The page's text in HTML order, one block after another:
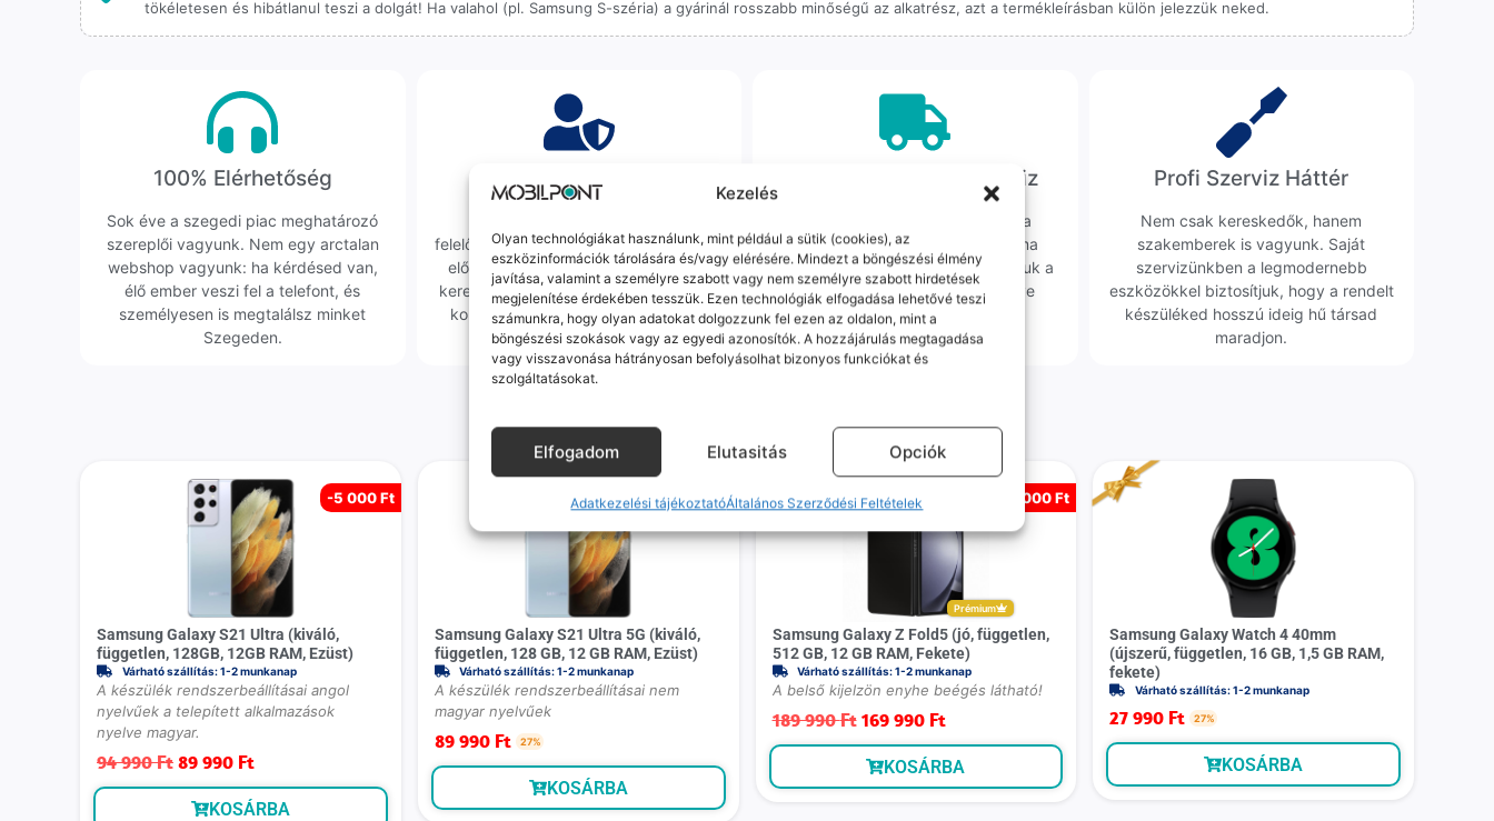
Kezelés
Olyan technológiákat használunk, mint például a sütik (cookies), az
eszközinformációk tárolására és/vagy elérésére. Mindezt a böngészési élmény
javítása, valamint a személyre szabott vagy nem személyre szabott hirdetések
megjelenítése érdekében tesszük. Ezen technológiák elfogadása lehetővé teszi
számunkra, hogy olyan adatokat dolgozzunk fel ezen az oldalon, mint a
böngészési szokások vagy az egyedi azonosítók. A hozzájárulás megtagadása
vagy visszavonása hátrányosan befolyásolhat bizonyos funkciókat és
szolgáltatásokat.
Elfogadom Elutasitás Opciók
Adatkezelési tájékoztatóÁltalános Szerződési Feltételek
tökéletesen és hibátlanul teszi a dolgát! Ha valahol (pl. Samsung S-széria) a gyárinál rosszabb minőségű az alkatrész, azt a termékleírásban külön jelezzük neked.
100% Elérhetőség
Sok éve a szegedi piac meghatározó
szereplői vagyunk. Nem egy arctalan
webshop vagyunk: ha kérdésed van,
élő ember veszi fel a telefont, és
személyesen is megtalálsz minket
Szegeden.
Korrekt Ügyintézés
felelősségvállalás nálunk alap. Ha ritkán
előfordul egy hiba, nem kifogásokat
keresünk, hanem megoldást. Szakértő
kollégáink azonnal kézbe veszik az
ügyedet.
Ingyenes Futár & Szerviz
Ha messze laksz, mi megyünk a
készülékért. Garanciális probléma
esetén küldjük a futárt, bevizsgáljuk a
telefont, és javítva vagy cserélve
küldjük vissza – neked ez 0 Ft
költséggel jár.
Profi Szerviz Háttér
Nem csak kereskedők, hanem
szakemberek is vagyunk. Saját
szervizünkben a legmodernebb
eszközökkel biztosítjuk, hogy a rendelt
készüléked hosszú ideig hű társad
maradjon.
Mások ezeket is megnézték
-5 000 Ft
Samsung Galaxy S21 Ultra (kiváló,
független, 128GB, 12GB RAM, Ezüst)
Várható szállítás: 1-2 munkanap
A készülék rendszerbeállításai angol
nyelvűek a telepített alkalmazások
nyelve magyar.
94 990Ft89 990 Ft
KOSÁRBA
Samsung Galaxy S21 Ultra 5G (kiváló,
független, 128 GB, 12 GB RAM, Ezüst)
Várható szállítás: 1-2 munkanap
A készülék rendszerbeállításai nem
magyar nyelvűek
89 990 Ft 27%
KOSÁRBA
20 000 Ft
Prémium
Samsung Galaxy Z Fold5 (jó, független,
512 GB, 12 GB RAM, Fekete)
Várható szállítás: 1-2 munkanap
A belső kijelzön enyhe beégés látható!
189 990Ft 169 990 Ft
KOSÁRBA
Samsung Galaxy Watch 4 40mm
(újszerű, független, 16 GB, 1,5 GB RAM,
fekete)
Várható szállítás: 1-2 munkanap
27 990 Ft 27%
KOSÁRBA